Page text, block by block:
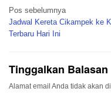
Navigasi
pos
Pos sebelumnya
Jadwal Kereta Cikampek ke
Terbaru Hari Ini
Tinggalkan Balasan
Alamat email Anda tidak akan